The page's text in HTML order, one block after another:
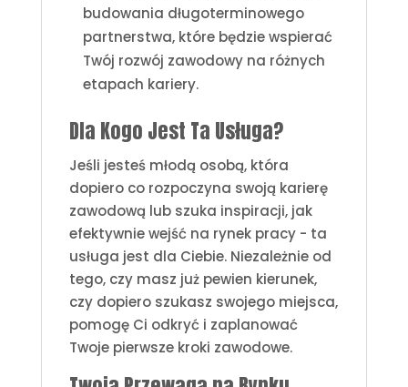
budowania długoterminowego
partnerstwa, które będzie wspierać
Twój rozwój zawodowy na różnych
etapach kariery.
Dla Kogo Jest Ta Usługa?
Jeśli jesteś młodą osobą, która
dopiero co rozpoczyna swoją karierę
zawodową lub szuka inspiracji, jak
efektywnie wejść na rynek pracy - ta
usługa jest dla Ciebie. Niezależnie od
tego, czy masz już pewien kierunek,
czy dopiero szukasz swojego miejsca,
pomogę Ci odkryć i zaplanować
Twoje pierwsze kroki zawodowe.